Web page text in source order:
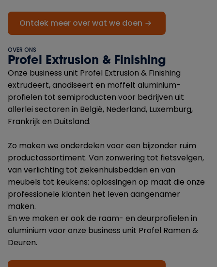
Ontdek meer over wat we doen
OVER ONS
Profel Extrusion & Finishing
Onze business unit Profel Extrusion & Finishing
extrudeert, anodiseert en moffelt aluminium-
profielen tot semiproducten voor bedrijven uit
allerlei sectoren in België, Nederland, Luxemburg,
Frankrijk en Duitsland.
Zo maken we onderdelen voor een bijzonder ruim
productassortiment. Van zonwering tot fietsvelgen,
van verlichting tot ziekenhuisbedden en van
meubels tot keukens: oplossingen op maat die onze
professionele klanten het leven aangenamer
maken.
En we maken er ook de raam- en deurprofielen in
aluminium voor onze business unit Profel Ramen &
Deuren.